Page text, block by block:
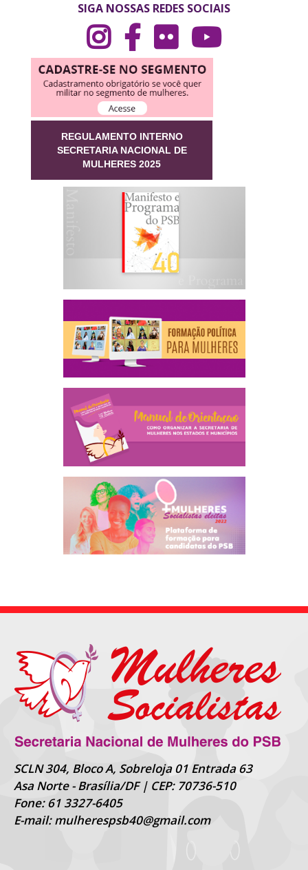
SIGA NOSSAS REDES SOCIAIS
REGULAMENTO INTERNO
SECRETARIA NACIONAL DE
MULHERES 2025
SCLN 304, Bloco A, Sobreloja 01 Entrada 63
Asa Norte - Brasília/DF | CEP: 70736-510
Fone: 61 3327-6405
E-mail: mulherespsb40@gmail.com